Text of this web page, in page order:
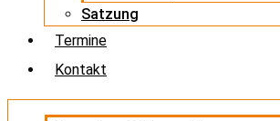
Satzung
Termine
Kontakt